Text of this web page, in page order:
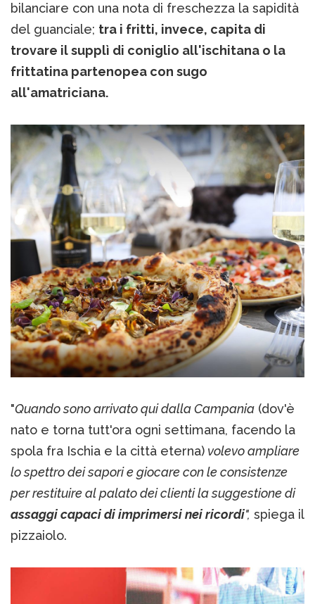
bilanciare con una nota di freschezza la sapidità
del guanciale; tra i fritti, invece, capita di
trovare il supplì di coniglio all'ischitana o la
frittatina partenopea con sugo
all'amatriciana.
"Quando sono arrivato qui dalla Campania (dov'è
nato e torna tutt'ora ogni settimana, facendo la
spola fra Ischia e la città eterna) volevo ampliare
lo spettro dei sapori e giocare con le consistenze
per restituire al palato dei clienti la suggestione di
assaggi capaci di imprimersi nei ricordi", spiega il
pizzaiolo.